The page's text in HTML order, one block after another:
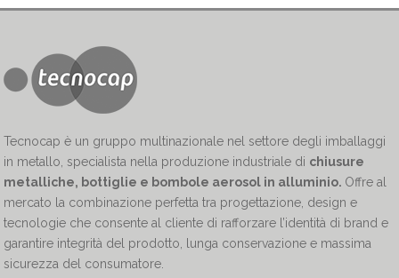
Tecnocap è un gruppo multinazionale nel settore degli imballaggi
in metallo, specialista nella produzione industriale di chiusure
metalliche, bottiglie e bombole aerosol in alluminio. Offre al
mercato la combinazione perfetta tra progettazione, design e
tecnologie che consente al cliente di rafforzare l’identità di brand e
garantire integrità del prodotto, lunga conservazione e massima
sicurezza del consumatore.